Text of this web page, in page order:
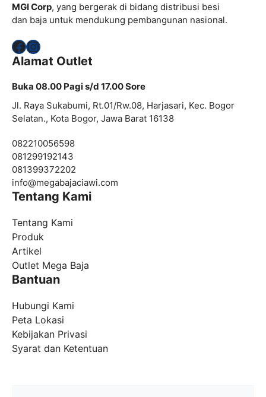
MGI Corp, yang bergerak di bidang distribusi besi
dan baja untuk mendukung pembangunan nasional.
Facebook
Instagram
Alamat Outlet
Buka 08.00 Pagi s/d 17.00 Sore
Jl. Raya Sukabumi, Rt.01/Rw.08, Harjasari, Kec. Bogor
Selatan., Kota Bogor, Jawa Barat 16138
082210056598
081299192143
081399372202
info@megabajaciawi.com
Tentang Kami
Tentang Kami
Produk
Artikel
Outlet Mega Baja
Bantuan
Hubungi Kami
Peta Lokasi
Kebijakan Privasi
Syarat dan Ketentuan